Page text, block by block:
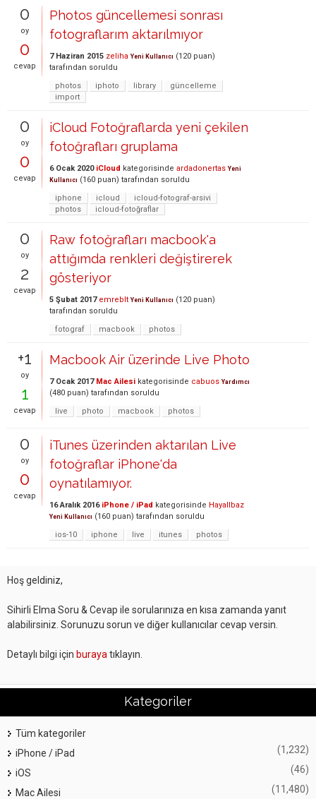
0
oy
0
cevap
Photos güncellemesi sonrası
fotograflarım aktarılmıyor
7 Haziran 2015 zeliha Yeni Kullanıcı (120 puan)
tarafından soruldu
photos
iphoto library
güncelleme
import
0
oy
0
cevap
iCloud Fotoğraflarda yeni çekilen
fotoğrafları gruplama
6 Ocak 2020 iCloud kategorisinde ardadonertas Yeni
Kullanıcı (160 puan) tarafından soruldu
iphone
icloud
icloud-fotograf-arsivi
photos
icloud-fotoğraflar
0
oy
2
cevap
Raw fotoğrafları macbook'a
attığımda renkleri değiştirerek
gösteriyor
5 Şubat 2017 emreblt Yeni Kullanıcı (120 puan)
tarafından soruldu
fotograf
macbook photos
+1
oy
1
cevap
Macbook Air üzerinde Live Photo
7 Ocak 2017 Mac Ailesi kategorisinde cabuos Yardımcı
(480 puan) tarafından soruldu
live
photo macbook photos
0
oy
0
cevap
iTunes üzerinden aktarılan Live
fotoğraflar iPhone'da
oynatılamıyor.
16 Aralık 2016 iPhone / iPad kategorisinde Hayallbaz
Yeni Kullanıcı (160 puan) tarafından soruldu
ios-10
iphone live itunes photos
Hoş geldiniz,
Sihirli Elma Soru & Cevap ile sorularınıza en kısa zamanda yanıt
alabilirsiniz. Sorunuzu sorun ve diğer kullanıcılar cevap versin.
Detaylı bilgi için buraya tıklayın.
Kategoriler
Tüm kategoriler
iPhone / iPad
(1,232)
iOS (46)
Mac Ailesi (11,480)